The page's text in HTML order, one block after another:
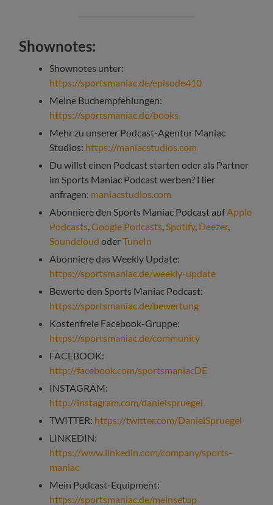
Shownotes:
Shownotes unter:
https://sportsmaniac.de/episode410
Meine Buchempfehlungen:
https://sportsmaniac.de/books
Mehr zu unserer Podcast-Agentur Maniac
Studios: https://maniacstudios.com
Du willst einen Podcast starten oder als Partner
im Sports Maniac Podcast werben? Hier
anfragen: maniacstudios.com
Abonniere den Sports Maniac Podcast aufApple
Podcasts,Google Podcasts,Spotify, Deezer,
Soundcloud oderTuneIn
Abonniere das Weekly Update:
https://sportsmaniac.de/weekly-update
Bewerte den Sports Maniac Podcast:
https://sportsmaniac.de/bewertung
Kostenfreie Facebook-Gruppe:
https://sportsmaniac.de/community
FACEBOOK:
http://facebook.com/sportsmaniacDE
INSTAGRAM:
http://instagram.com/danielspruegel
TWITTER: https://twitter.com/DanielSpruegel
LINKEDIN:
https://www.linkedin.com/company/sports-
maniac
Mein Podcast-Equipment:
https://sportsmaniac.de/meinsetup